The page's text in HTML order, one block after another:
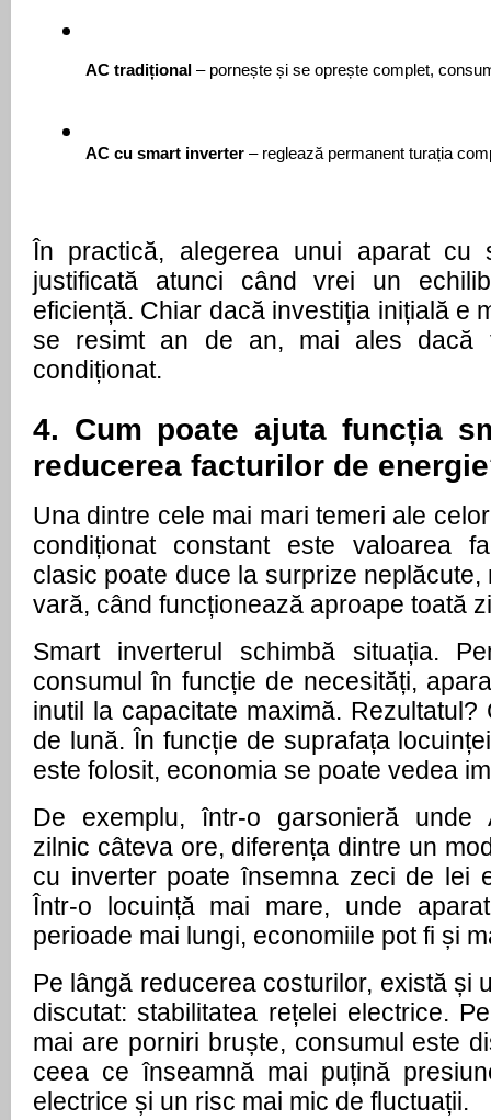
AC tradițional – pornește și se oprește complet,
AC cu smart inverter – reglează permanent turația
În practică, alegerea unui aparat cu
justificată atunci când vrei un
eficiență. Chiar dacă investiția inițială e
se resimt an de an, mai ales dacă
condiționat.
4. Cum poate ajuta funcția
reducerea facturilor de
Una dintre cele mai mari temeri ale
condiționat constant este valoarea
clasic poate duce la surprize
vară, când funcționează aproape toată
Smart inverterul schimbă situația.
consumul în funcție de necesități,
inutil la capacitate maximă.
de lună. În funcție de suprafața
este folosit, economia se poate vedea
De exemplu, într-o garsonieră unde
zilnic câteva ore, diferența dintre un
cu inverter poate însemna zeci de lei
Într-o locuință mai mare, unde
perioade mai lungi, economiile pot fi și
Pe lângă reducerea costurilor, există și
discutat: stabilitatea rețelei electrice.
mai are porniri bruște, consumul este
ceea ce înseamnă mai puțină
electrice și un risc mai mic de fluctuații.